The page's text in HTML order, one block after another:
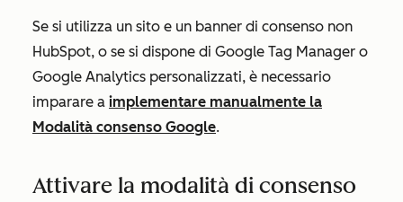
Se si utilizza un sito e un banner di consenso non
HubSpot, o se si dispone di Google Tag Manager o
Google Analytics personalizzati, è necessario
imparare a implementare manualmente la
Modalità consenso Google.
Attivare la modalità di consenso